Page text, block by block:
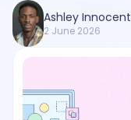
Ashley Innocent
2 June 2026